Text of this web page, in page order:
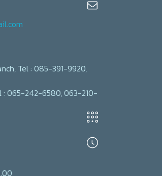
Tel : 085-391-9920,
: 065-242-6580, 063-210-